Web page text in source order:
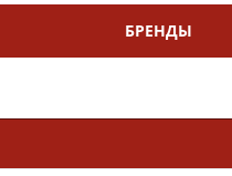
БРЕНДЫ